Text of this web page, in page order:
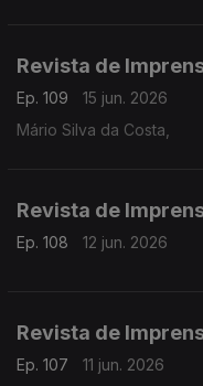
Revista de
Ep. 109
15 jun. 2026
Mário Silva da Costa,
Revista de
Ep. 108 12 jun. 2026
Revista de
Ep. 107
11 jun. 2026